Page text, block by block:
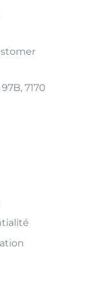
7170